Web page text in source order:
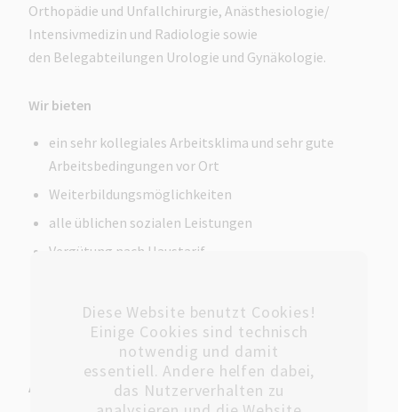
Orthopädie und Unfallchirurgie, Anästhesiologie/
Intensivmedizin und Radiologie sowie
den Belegabteilungen Urologie und Gynäkologie.
Wir bieten
ein sehr kollegiales Arbeitsklima und sehr gute
Arbeitsbedingungen vor Ort
Weiterbildungsmöglichkeiten
alle üblichen sozialen Leistungen
Vergütung nach Haustarif
JobRad
Betriebliche Gesundheitsförderung
Anforderungen
Diese Website benutzt Cookies!
Einige Cookies sind technisch
notwendig und damit
essentiell. Andere helfen dabei,
das Nutzerverhalten zu